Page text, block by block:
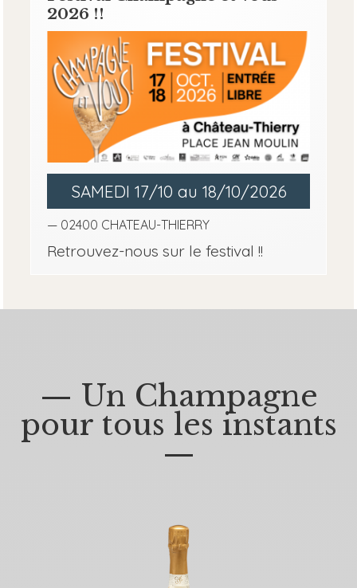
2026 !!
SAMEDI 17/10 au 18/10/2026
— 02400 CHATEAU-THIERRY
Retrouvez-nous sur le festival !!
— Un Champagne
pour tous les instants
—